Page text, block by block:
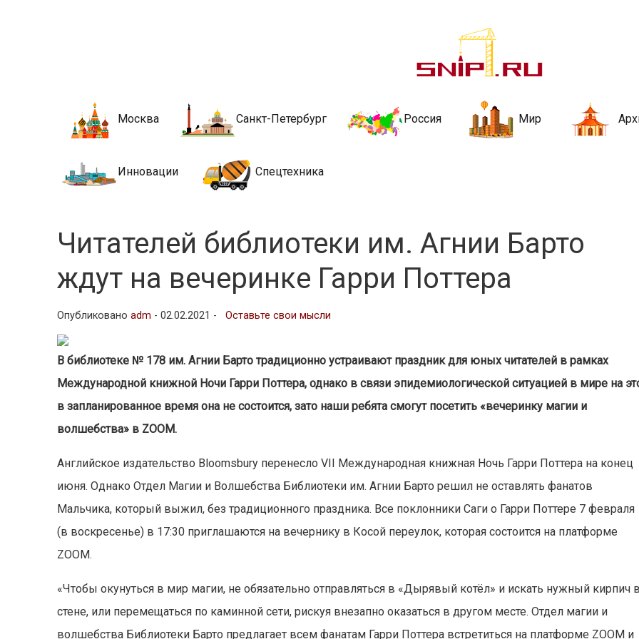
Новости строительства и
стройкой рубрики
Москва Санкт-Петербург Россия Мир
Инновации Спецтехника
Читателей библиотеки им. Агнии Барто
ждут на вечеринке Гарри Поттера
Опубликованоadm -02.02.2021 - Оставьте свои мысли
В библиотеке № 178 им. Агнии Барто традиционно устраивают праздник для юных читателей в рамках
Международной книжной Ночи Гарри Поттера, однако в связи эпидемиологической ситуацией в мире на
в запланированное время она не состоится, зато наши ребята смогут посетить «вечеринку магии и
волшебства» в ZOOM.
Английское издательство Bloomsbury перенесло VII Международная книжная Ночь Гарри Поттера на конец
июня. Однако Отдел Магии и Волшебства Библиотеки им. Агнии Барто решил не оставлять фанатов
Мальчика, который выжил, без традиционного праздника. Все поклонники Саги о Гарри Поттере 7 февраля
(в воскресенье) в 17:30 приглашаются на вечернику в Косой переулок, которая состоится на платформе
ZOOM.
«Чтобы окунуться в мир магии, не обязательно отправляться в «Дырявый котёл» и искать нужный кирпич
стене, или перемещаться по каминной сети, рискуя внезапно оказаться в другом месте. Отдел магии и
волшебства Библиотеки Барто предлагает всем фанатам Гарри Поттера встретиться на платформе ZOOM и